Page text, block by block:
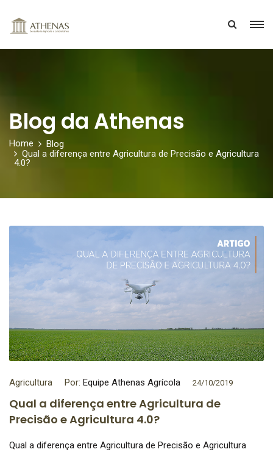
Blog da Athenas
Home
Blog
Qual a diferença entre Agricultura de Precisão e Agricultura
4.0?
Agricultura Por: Equipe Athenas Agrícola 24/10/2019
Qual a diferença entre Agricultura de
Precisão e Agricultura 4.0?
Qual a diferença entre Agricultura de Precisão e Agricultura